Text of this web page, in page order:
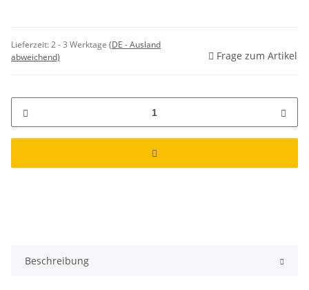
Lieferzeit:2 - 3 Werktage (DE - Ausland
abweichend)
Frage zum Artikel
Beschreibung